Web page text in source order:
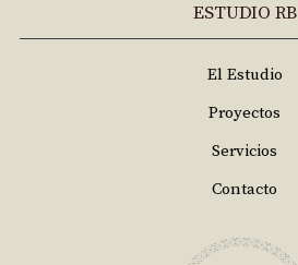
ESTUDIO RB
El Estudio
Proyectos
Servicios
Contacto